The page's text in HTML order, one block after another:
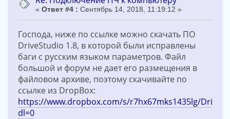
« Ответ #4 : Сентябрь 14, 2018, 11:19:12 »
Господа, ниже по ссылке можно скачать ПО
DriveStudio 1.8, в которой были исправлены
баги с русским языком параметров. Файл
большой и форум не дает его размещения в
файловом архиве, поэтому скачивайте по
ссылке из DropBox:
https://www.dropbox.com/s/r7hx67mks1435lg/
dl=0